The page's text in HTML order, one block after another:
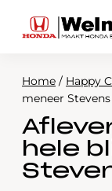
Modellen
Voorraad
Onderhoud
Home / Happy
meneer Stevens
hele